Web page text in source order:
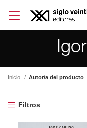
Inicio Autor/a del producto
Filtros